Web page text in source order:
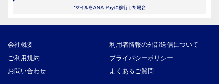
会社概要
利用者情報の外部送信について
ご利用規約
プライバシーポリシー
お問い合わせ
よくあるご質問